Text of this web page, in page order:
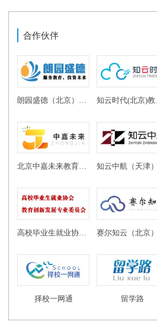
合作伙伴
北京中嘉未来教育科技有限公司
择校一网通 留学路